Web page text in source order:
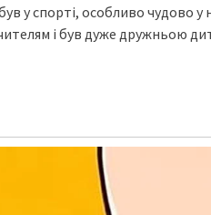
у спорті, особливо чудово
і був дуже дружньою